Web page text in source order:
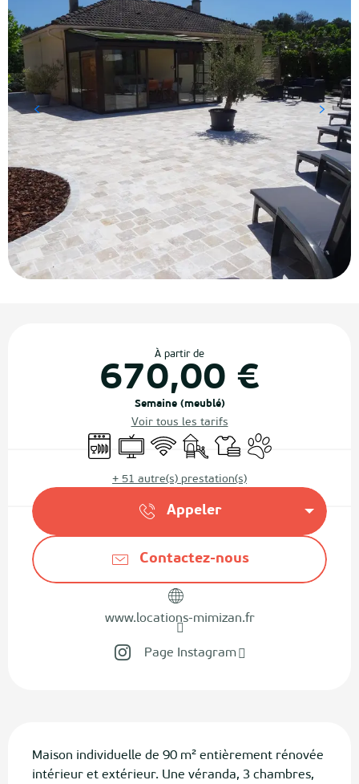
À partir de
670,00 €
Semaine (meublé)
Voir tous les tarifs
Lave vaisselle
Télévision
WiFi Jeux pour enfants / Espace
Draps et linge
Animaux acceptés
+ 51 autre(s) prestation(s)
Appeler
Contactez-nous
www.locations-mimizan.fr
Page Instagram
Maison individuelle de 90 m² entièrement rénovée
intérieur et extérieur. Une véranda, 3 chambres,